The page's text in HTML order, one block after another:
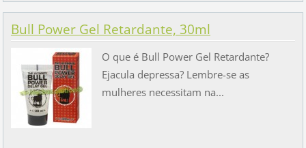
Bull Power Gel Retardante, 30ml
O que é Bull Power Gel Retardante?
Ejacula depressa? Lembre-se as
mulheres necessitam na...